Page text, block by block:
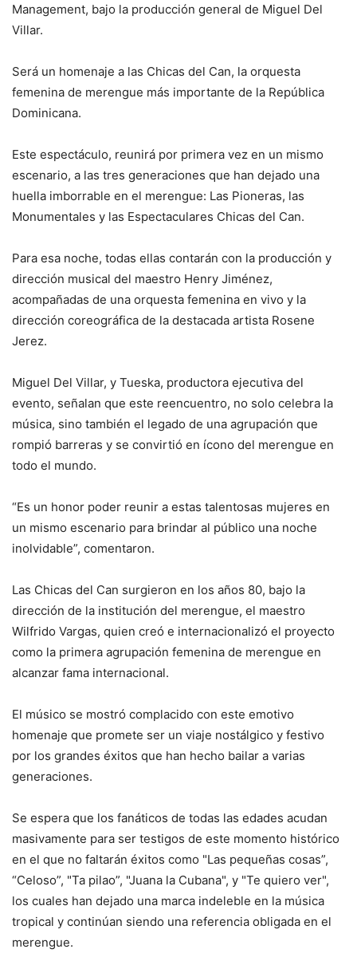
Management, bajo la producción general de Miguel Del
Villar.
Será un homenaje a las Chicas del Can, la orquesta
femenina de merengue más importante de la República
Dominicana.
Este espectáculo, reunirá por primera vez en un mismo
escenario, a las tres generaciones que han dejado una
huella imborrable en el merengue: Las Pioneras, las
Monumentales y las Espectaculares Chicas del Can.
Para esa noche, todas ellas contarán con la producción y
dirección musical del maestro Henry Jiménez,
acompañadas de una orquesta femenina en vivo y la
dirección coreográfica de la destacada artista Rosene
Jerez.
Miguel Del Villar, y Tueska, productora ejecutiva del
evento, señalan que este reencuentro, no solo celebra la
música, sino también el legado de una agrupación que
rompió barreras y se convirtió en ícono del merengue en
todo el mundo.
“Es un honor poder reunir a estas talentosas mujeres en
un mismo escenario para brindar al público una noche
inolvidable”, comentaron.
Las Chicas del Can surgieron en los años 80, bajo la
dirección de la institución del merengue, el maestro
Wilfrido Vargas, quien creó e internacionalizó el proyecto
como la primera agrupación femenina de merengue en
alcanzar fama internacional.
El músico se mostró complacido con este emotivo
homenaje que promete ser un viaje nostálgico y festivo
por los grandes éxitos que han hecho bailar a varias
generaciones.
Se espera que los fanáticos de todas las edades acudan
masivamente para ser testigos de este momento histórico
en el que no faltarán éxitos como "Las pequeñas cosas”,
“Celoso”, "Ta pilao”, "Juana la Cubana", y "Te quiero ver",
los cuales han dejado una marca indeleble en la música
tropical y continúan siendo una referencia obligada en el
merengue.